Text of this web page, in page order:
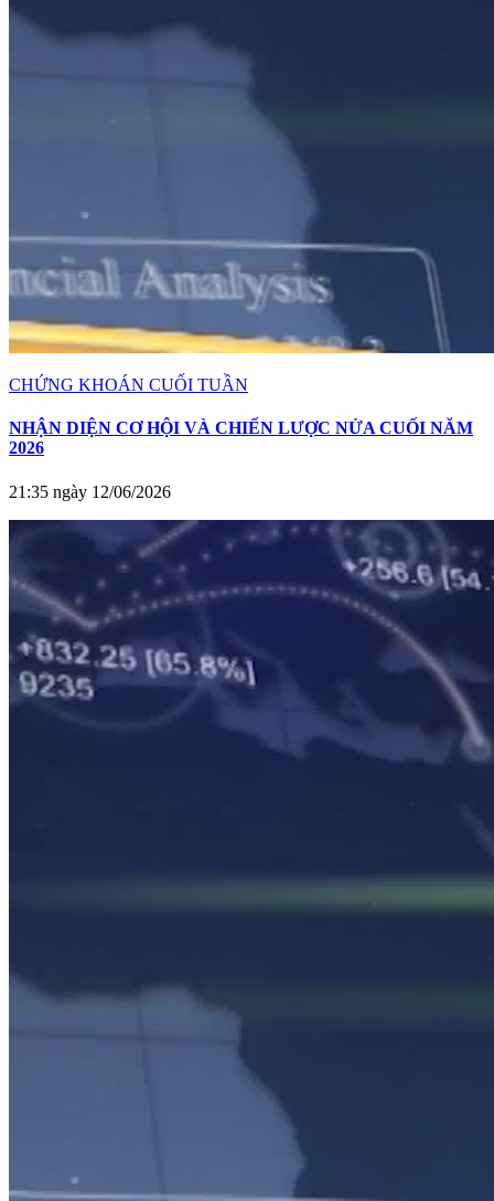
CHỨNG KHOÁN CUỐI TUẦN
NHẬN DIỆN CƠ HỘI VÀ CHIẾN LƯỢC NỬA CUỐI NĂM
2026
21:35 ngày 12/06/2026